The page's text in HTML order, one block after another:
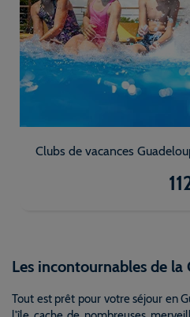
Clubs de vacances
Les incontournables de la
Tout est prêt pour votre séjour en